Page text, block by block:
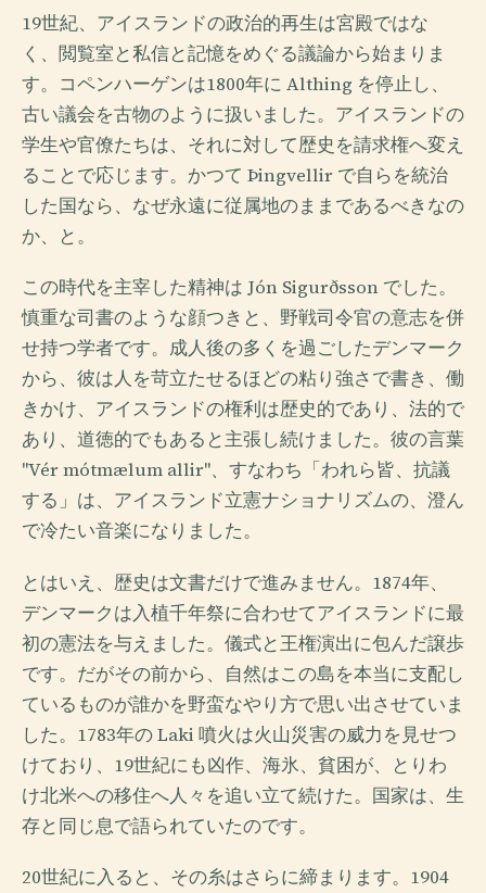
19世紀、アイスランドの政治的再生は宮殿ではな
く、閲覧室と私信と記憶をめぐる議論から始まりま
す。コペンハーゲンは1800年に Althing を停止し、
古い議会を古物のように扱いました。アイスランドの
学生や官僚たちは、それに対して歴史を請求権へ変え
ることで応じます。かつて Þingvellir で自らを統治
した国なら、なぜ永遠に従属地のままであるべきなの
か、と。
この時代を主宰した精神は Jón Sigurðsson でした。
慎重な司書のような顔つきと、野戦司令官の意志を併
せ持つ学者です。成人後の多くを過ごしたデンマーク
から、彼は人を苛立たせるほどの粘り強さで書き、働
きかけ、アイスランドの権利は歴史的であり、法的で
あり、道徳的でもあると主張し続けました。彼の言葉
"Vér mótmælum allir"、すなわち「われら皆、抗議
する」は、アイスランド立憲ナショナリズムの、澄ん
で冷たい音楽になりました。
とはいえ、歴史は文書だけで進みません。1874年、
デンマークは入植千年祭に合わせてアイスランドに最
初の憲法を与えました。儀式と王権演出に包んだ譲歩
です。だがその前から、自然はこの島を本当に支配し
ているものが誰かを野蛮なやり方で思い出させていま
した。1783年の Laki 噴火は火山災害の威力を見せつ
けており、19世紀にも凶作、海氷、貧困が、とりわ
け北米への移住へ人々を追い立て続けた。国家は、生
存と同じ息で語られていたのです。
20世紀に入ると、その糸はさらに締まります。1904